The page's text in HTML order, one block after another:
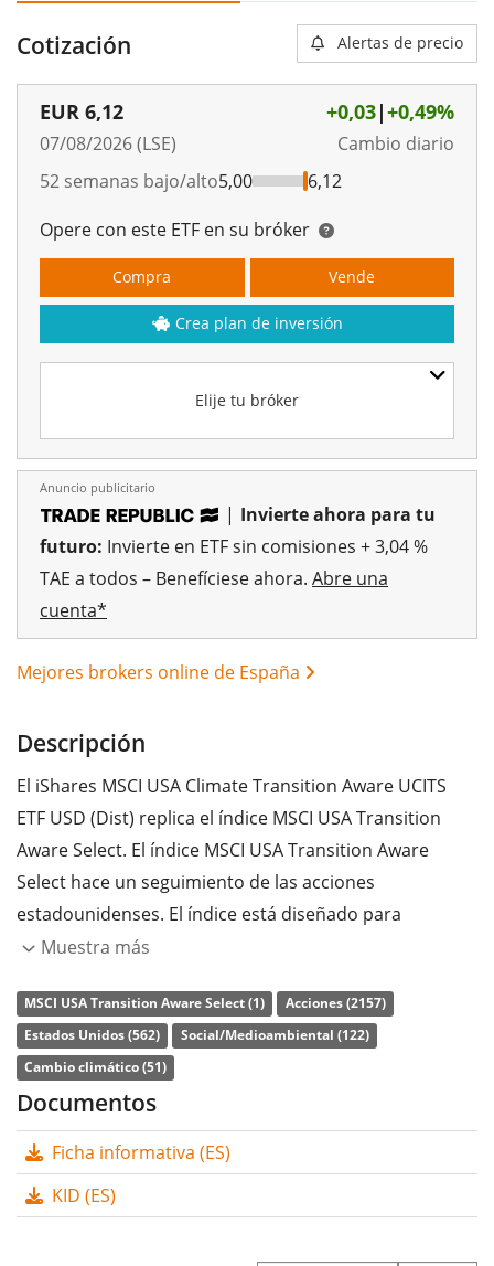
Cotización Alertas de precio
EUR 6,12
07/08/2026 (LSE)
+0,03|+0,49%
Cambio diario
52 semanas bajo/alto5,00
6,12
Opere con este ETF en su bróker
Elije tu bróker
Compra Vende
Crea plan de inversión
Anuncio publicitario
| Invierte ahora para tu
futuro: Invierte en ETF sin comisiones + 3,04 %
TAE a todos – Benefíciese ahora. Abre una
cuenta*
Mejores brokers online de España
Descripción
El iShares MSCI USA Climate Transition Aware UCITS
ETF USD (Dist) replica el índice MSCI USA Transition
Aware Select. El índice MSCI USA Transition Aware
Select hace un seguimiento de las acciones
estadounidenses. El índice está diseñado para
representar a empresas que contribuyen a la
según criterios ASG (medioambientales, sociales y de
gobierno corporativo). El índice de referencia es el
MSCI USA.
p.a. . El iShares MSCI USA Climate Transition Aware
UCITS ETF USD (Dist) es el único ETF que sigue el índice
MSCI USA Transition Aware Select. El ETF replica la
Muestra más
MSCI USA Transition Aware Select (1)
Acciones (2157)
Estados Unidos (562)
Social/Medioambiental (122)
Cambio climático (51)
Documentos
Ficha informativa (ES)
KID (ES)